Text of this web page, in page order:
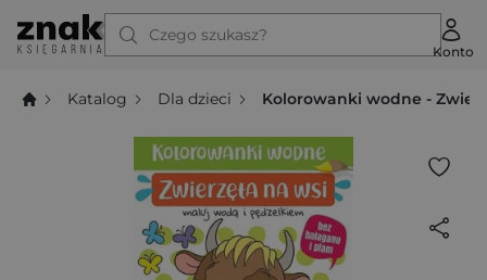
Czego szukasz?
Konto
Katalog Dla dzieci Kolorowanki wodne -